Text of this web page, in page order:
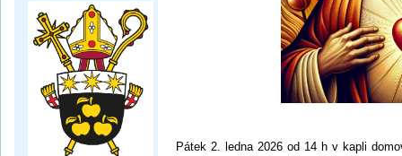
Pátek 2. ledna 2026 od 14 h v kapli